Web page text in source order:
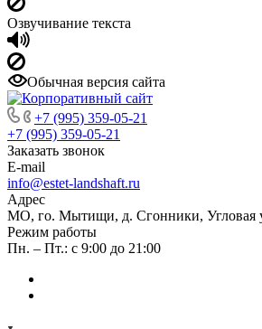
Озвучивание текста
Обычная версия сайта
+7 (995) 359-05-21
+7 (995) 359-05-21
Заказать звонок
E-mail
info@estet-landshaft.ru
Адрес
МО, го. Мытищи, д. Сгонники, Угловая
Режим работы
Пн. – Пт.: с 9:00 до 21:00